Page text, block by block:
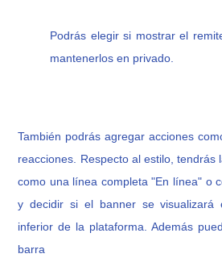
Podrás elegir si mostrar el
mantenerlos en privado.
También podrás agregar acciones
reacciones. Respecto al estilo, tendrás
como una línea completa "En línea" o
y decidir si el banner se
inferior de la plataforma. Además
barra